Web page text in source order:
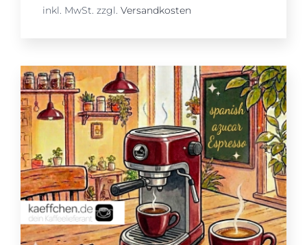
inkl. MwSt. zzgl. Versandkosten